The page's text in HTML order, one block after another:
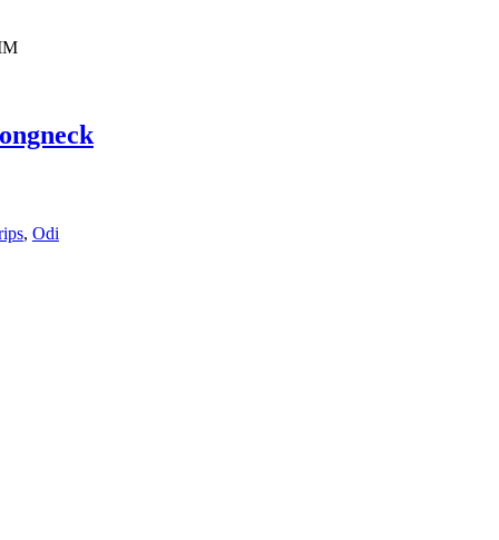
, Odi